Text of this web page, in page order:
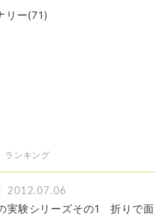
リー(71)
ランキング
2012.07.06
実験シリーズその1 折りで面